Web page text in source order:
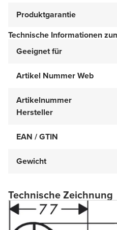
Produktgarantie
Technische Informationen
Geeignet für
Artikel Nummer Web
Artikelnummer
Hersteller
EAN / GTIN
Gewicht
Technische Zeichnung